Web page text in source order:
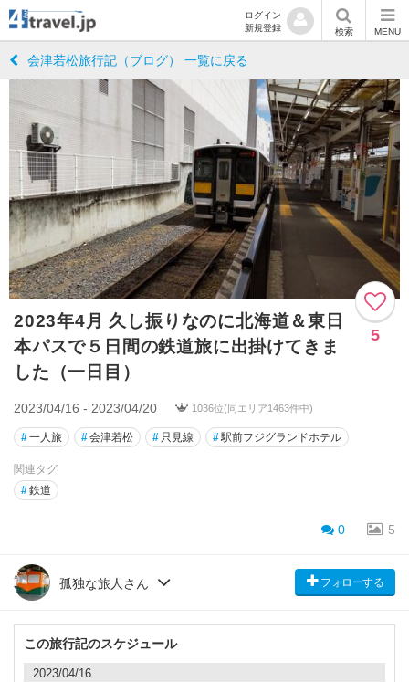
ログイン
新規登録
検索 MENU
会津若松旅行記（ブログ） 一覧に戻る
2023年4月 久し振りなのに北海道＆東日
本パスで５日間の鉄道旅に出掛けてきま
した（一日目）
5
2023/04/16 - 2023/04/20 1036位(同エリア1463件中)
#一人旅 #会津若松 # 只見線 #駅前フジグランドホテル
関連タグ
#鉄道
0 5
孤独な旅人さん フォローする
この旅行記のスケジュール
2023/04/16